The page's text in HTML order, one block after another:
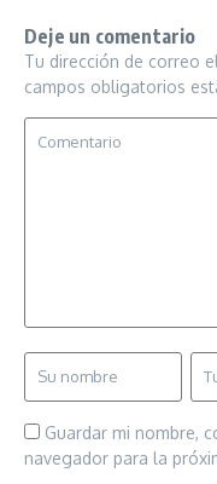
Deje un comentario
Tu dirección de correo
campos obligatorios
Guardar mi nombre,
navegador para la